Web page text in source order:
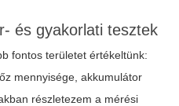
és gyakorlati tesztek
fontos területet értékeltünk:
mennyisége, akkumulátor
részletezem a mérési